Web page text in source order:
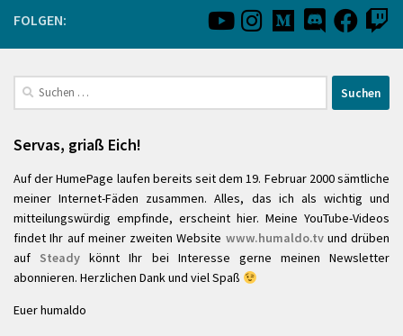
FOLGEN:
Suchen
nach:
Servas, griaß Eich!
Auf der HumePage laufen bereits seit dem 19. Februar 2000 sämtliche
meiner Internet-Fäden zusammen. Alles, das ich als wichtig und
mitteilungswürdig empfinde, erscheint hier. Meine YouTube-Videos
findet Ihr auf meiner zweiten Website www.humaldo.tvund drüben
auf Steady könnt Ihr bei Interesse gerne meinen Newsletter
abonnieren. Herzlichen Dank und viel Spaß
Euer humaldo